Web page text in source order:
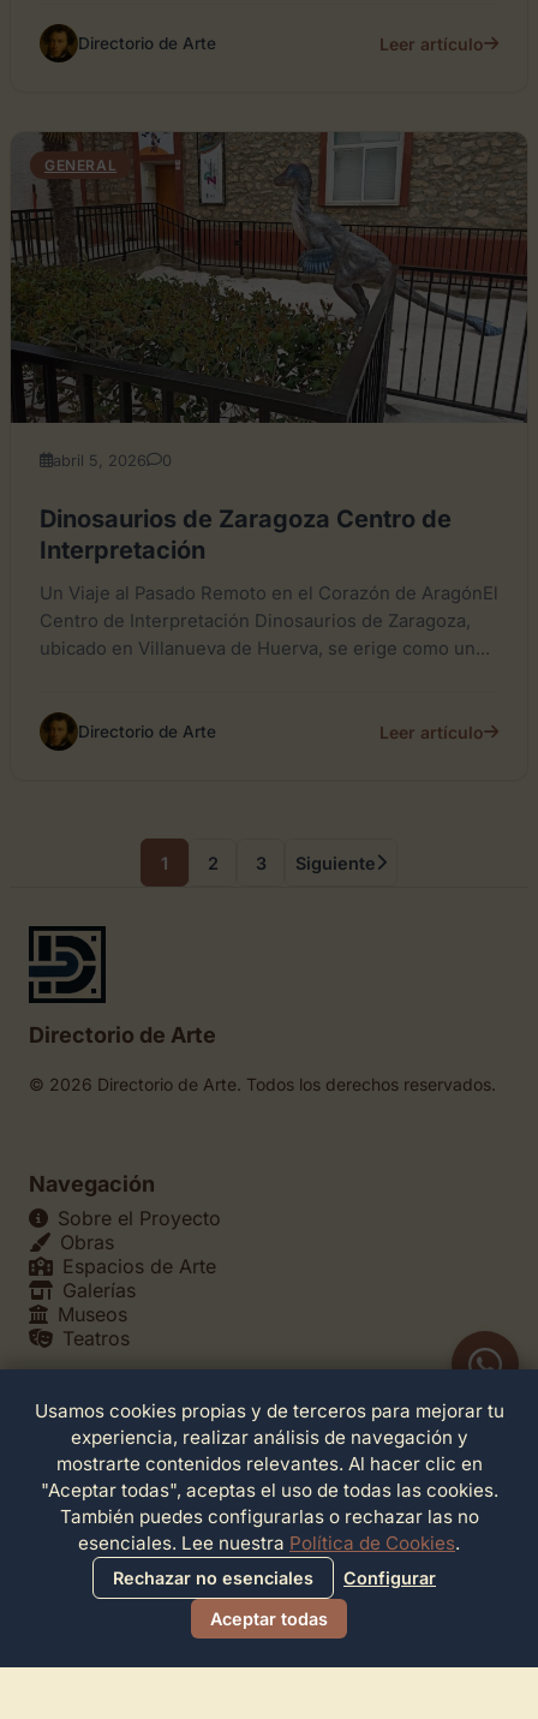
Directorio de Arte Leer artículo
GENERAL
abril 5, 2026 0
Dinosaurios de Zaragoza Centro de
Interpretación
Un Viaje al Pasado Remoto en el Corazón de AragónEl
Centro de Interpretación Dinosaurios de Zaragoza,
ubicado en Villanueva de Huerva, se erige como un...
Directorio de Arte Leer artículo
1 2 3 Siguiente
Directorio de Arte
© 2026 Directorio de Arte. Todos los derechos reservados.
Navegación
Sobre el Proyecto
Obras
Espacios de Arte
Galerías
Museos
Teatros
Legales
Política de Privacidad
Política de Cookies
Configuración de Cookies
Términos de Servicio
Contacto
Usamos cookies propias y de terceros para mejorar tu
experiencia, realizar análisis de navegación y
mostrarte contenidos relevantes. Al hacer clic en
"Aceptar todas", aceptas el uso de todas las cookies.
También puedes configurarlas o rechazar las no
esenciales. Lee nuestra Política de Cookies.
Rechazar no esenciales
Configurar
Aceptar todas